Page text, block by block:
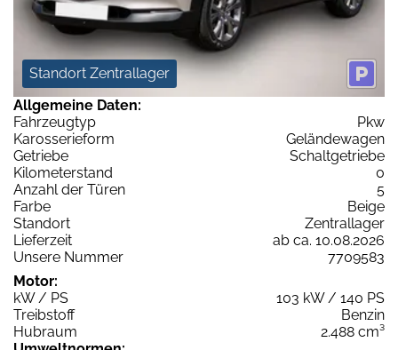
Standort Zentrallager
Allgemeine Daten:
Fahrzeugtyp
Pkw
Karosserieform
Geländewagen
Getriebe
Schaltgetriebe
Kilometerstand
0
Anzahl der Türen
5
Farbe
Beige
Standort
Zentrallager
Lieferzeit
ab ca. 10.08.2026
Unsere Nummer
7709583
Motor:
kW / PS
103 kW / 140 PS
Treibstoff
Benzin
Hubraum
2.488 cm³